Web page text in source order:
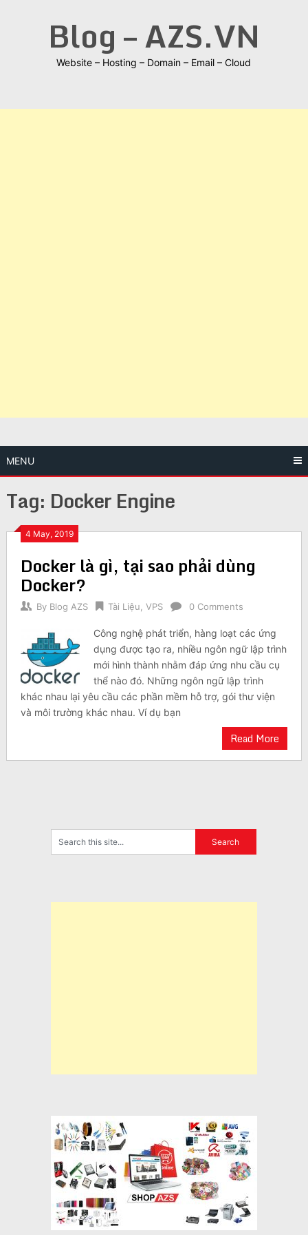
Blog – AZS.VN
Website – Hosting – Domain – Email – Cloud
MENU
Tag: Docker Engine
4 May, 2019
Docker là gì, tại sao phải dùng
Docker?
By Blog AZS Tài Liệu VPS 0 Comments
Công nghệ phát triển, hàng loạt các ứng
dụng được tạo ra, nhiều ngôn ngữ lập trình
mới hình thành nhằm đáp ứng nhu cầu cụ
thể nào đó. Những ngôn ngữ lập trình
khác nhau lại yêu cầu các phần mềm hỗ trợ, gói thư viện
và môi trường khác nhau. Ví dụ bạn
Read More